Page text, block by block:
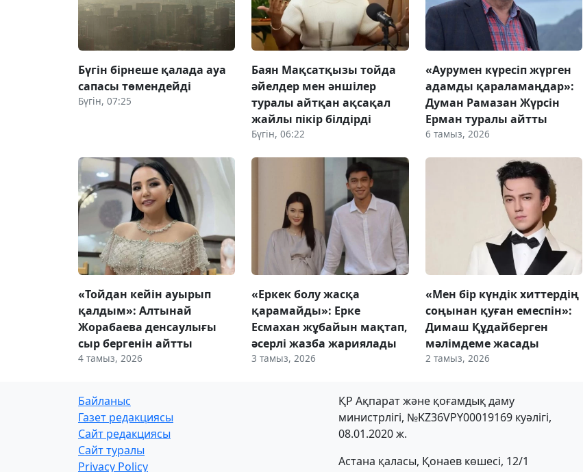
Бүгін бірнеше қалада ауа
сапасы төмендейді
Бүгін, 07:25
Баян Мақсатқызы тойда
әйелдер мен әншілер
туралы айтқан ақсақал
жайлы пікір білдірді
Бүгін, 06:22
«Аурумен күресіп жүрген
адамды қараламаңдар»:
Думан Рамазан Жүрсін
Ерман туралы айтты
6 тамыз, 2026
«Тойдан кейін ауырып
қалдым»: Алтынай
Жорабаева денсаулығы
сыр бергенін айтты
4 тамыз, 2026
«Еркек болу жасқа
қарамайды»: Ерке
Есмахан жұбайын мақтап,
әсерлі жазба жариялады
3 тамыз, 2026
«Мен бір күндік хиттердің
соңынан қуған емеспін»:
Димаш Құдайберген
мәлімдеме жасады
2 тамыз, 2026
Байланыс
Газет редакциясы
Сайт редакциясы
Сайт туралы
Privacy Policy
ҚР Ақпарат және қоғамдық даму
министрлігі, №KZ36VPY00019169 куәлігі,
08.01.2020 ж.
Астана қаласы, Қонаев көшесі, 12/1